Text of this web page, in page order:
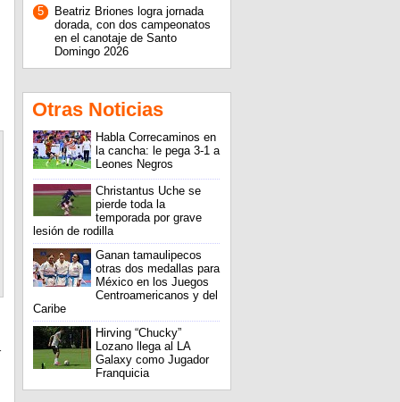
5
Beatriz Briones logra jornada
dorada, con dos campeonatos
en el canotaje de Santo
Domingo 2026
Otras Noticias
Habla Correcaminos en
la cancha: le pega 3-1 a
Leones Negros
Christantus Uche se
pierde toda la
temporada por grave
lesión de rodilla
Ganan tamaulipecos
otras dos medallas para
México en los Juegos
Centroamericanos y del
Caribe
Hirving “Chucky”
Lozano llega al LA
Galaxy como Jugador
Franquicia